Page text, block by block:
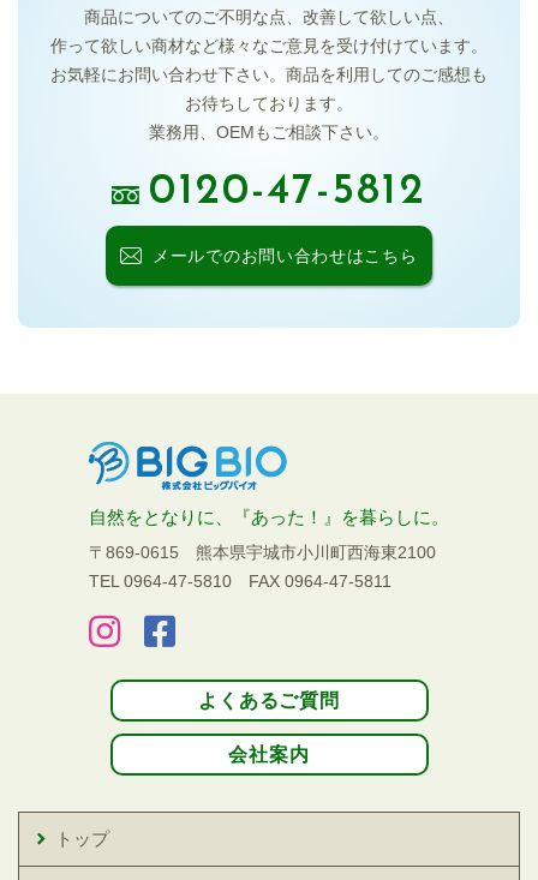
商品についてのご不明な点、 改善して欲しい点、
作って欲しい商材など様々なご意見を受け付けています。
お気軽にお問い合わせ下さい。 商品を利用してのご感想も
お待ちしております。
業務用、OEMもご相談下さい。
0120-47-5812
メールでのお問い合わせはこちら
自然をとなりに、『あった！』を暮らしに。
〒869-0615 熊本県宇城市小川町西海東2100
TEL 0964-47-5810
FAX 0964-47-5811
よくあるご質問
会社案内
トップ